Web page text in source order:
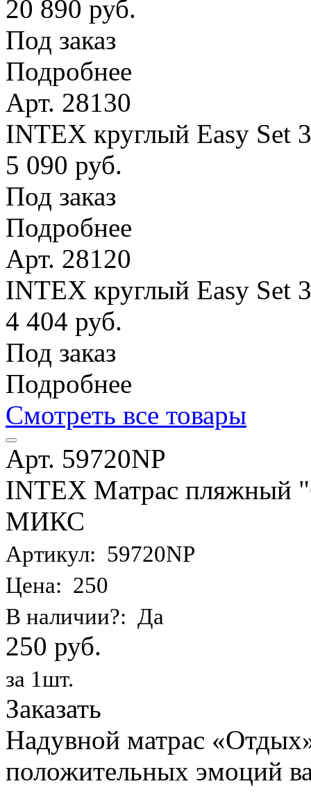
20 890 руб.
Под заказ
Подробнее
Арт. 28130
INTEX круглый Easy Set
5 090 руб.
Под заказ
Подробнее
Арт. 28120
INTEX круглый Easy Set
4 404 руб.
Под заказ
Подробнее
Смотреть все товары
Арт. 59720NP
INTEX Матрас пляжный
МИКС
Артикул: 59720NP
Цена: 250
В наличии?: Да
250 руб.
за 1шт.
Заказать
Надувной матрас
положительных эмоций